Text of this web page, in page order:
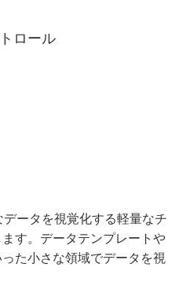
ロール
ータを視覚化する軽量なチ
す。データテンプレートや
た小さな領域でデータを視